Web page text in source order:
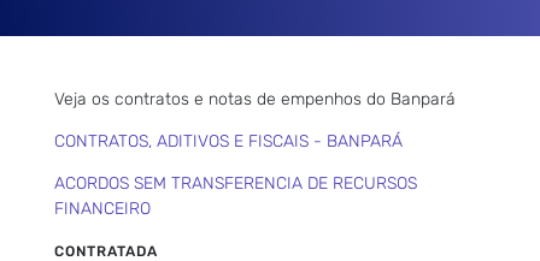
Veja os contratos e notas de empenhos do Banpará
CONTRATOS, ADITIVOS E FISCAIS - BANPARÁ
ACORDOS SEM TRANSFERENCIA DE RECURSOS
FINANCEIRO
CONTRATADA